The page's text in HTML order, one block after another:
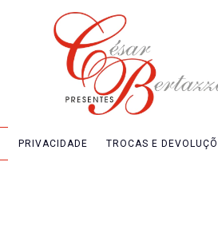
PRIVACIDADE TROCAS E